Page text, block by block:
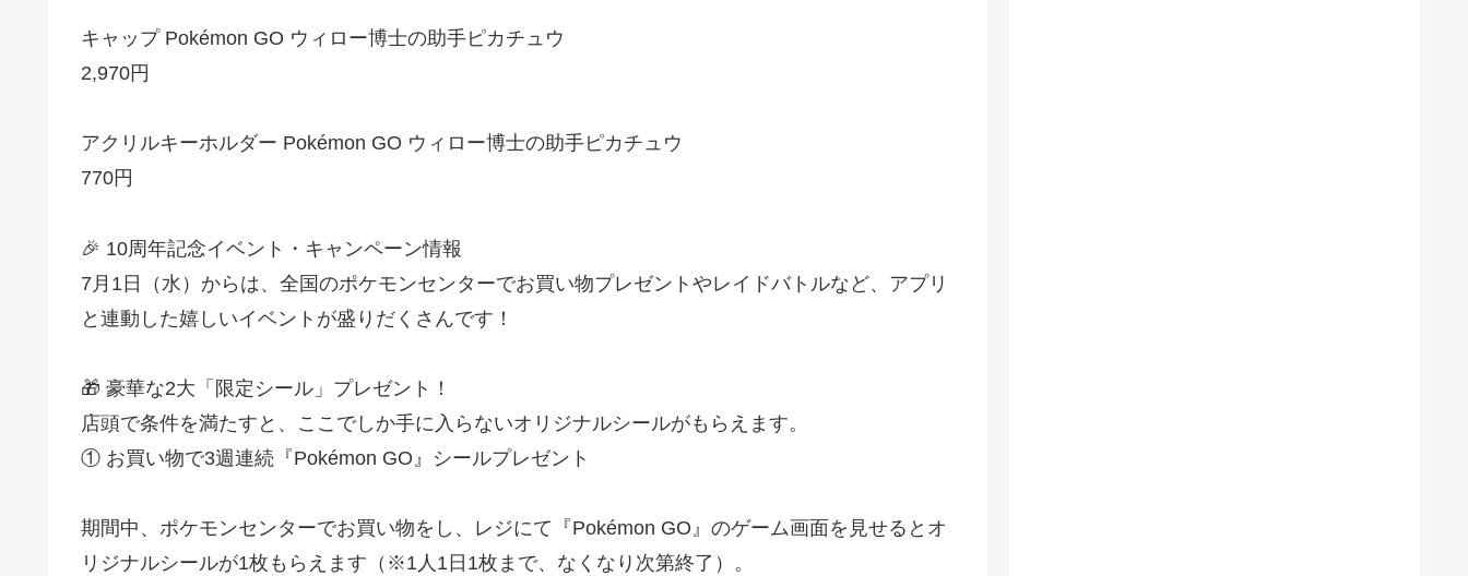
キャップ Pokémon GO ウィロー博士の助手ピカチュウ
2,970円
アクリルキーホルダー Pokémon GO ウィロー博士の助手ピカチュウ
770円
🎉 10周年記念イベント・キャンペーン情報
7月1日（水）からは、全国のポケモンセンターでお買い物プレゼントやレイドバトルなど、アプリ
と連動した嬉しいイベントが盛りだくさんです！
🎁 豪華な2大「限定シール」プレゼント！
店頭で条件を満たすと、ここでしか手に入らないオリジナルシールがもらえます。
① お買い物で3週連続『Pokémon GO』シールプレゼント
期間中、ポケモンセンターでお買い物をし、レジにて『Pokémon GO』のゲーム画面を見せるとオ
リジナルシールが1枚もらえます（※1人1日1枚まで、なくなり次第終了）。